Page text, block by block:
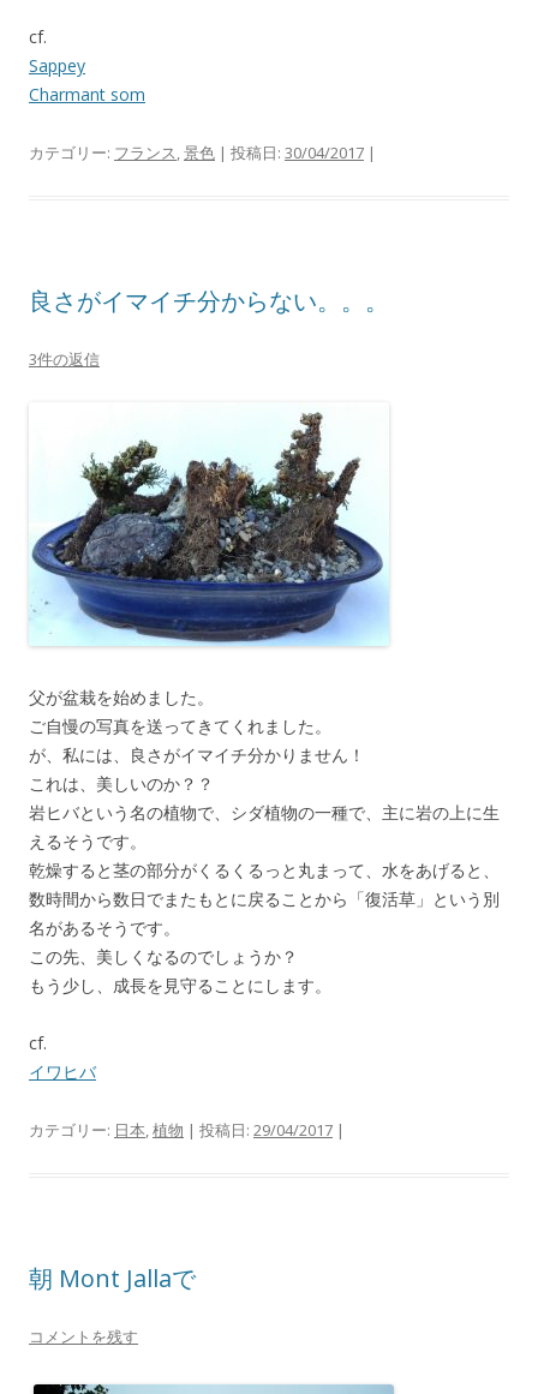
cf.
Sappey
Charmant som
カテゴリー: フランス,景色 | 投稿日: 30/04/2017 |
良さがイマイチ分からない。。。
3件の返信
父が盆栽を始めました。
ご自慢の写真を送ってきてくれました。
が、私には、良さがイマイチ分かりません！
これは、美しいのか？？
岩ヒバという名の植物で、シダ植物の一種で、主に岩の上に生
えるそうです。
乾燥すると茎の部分がくるくるっと丸まって、水をあげると、
数時間から数日でまたもとに戻ることから「復活草」という別
名があるそうです。
この先、美しくなるのでしょうか？
もう少し、成長を見守ることにします。
cf.
イワヒバ
カテゴリー: 日本,植物 | 投稿日: 29/04/2017 |
朝 Mont Jallaで
コメントを残す